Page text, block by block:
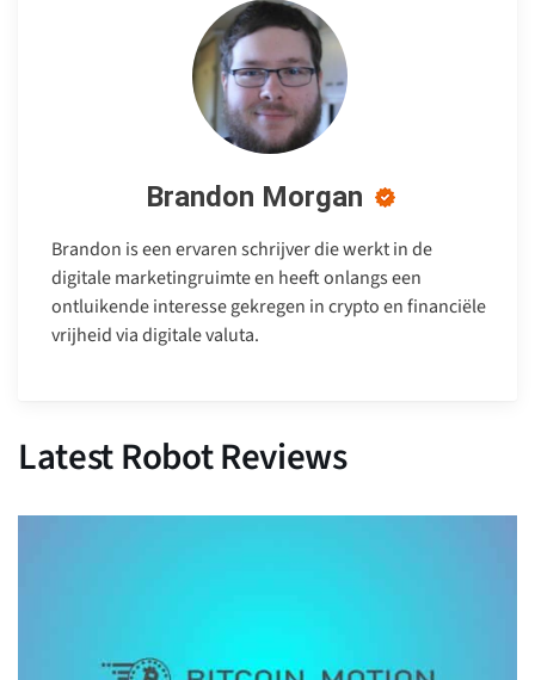
Brandon Morgan
Brandon is een ervaren schrijver die werkt in de
digitale marketingruimte en heeft onlangs een
ontluikende interesse gekregen in crypto en financiële
vrijheid via digitale valuta.
Latest Robot Reviews